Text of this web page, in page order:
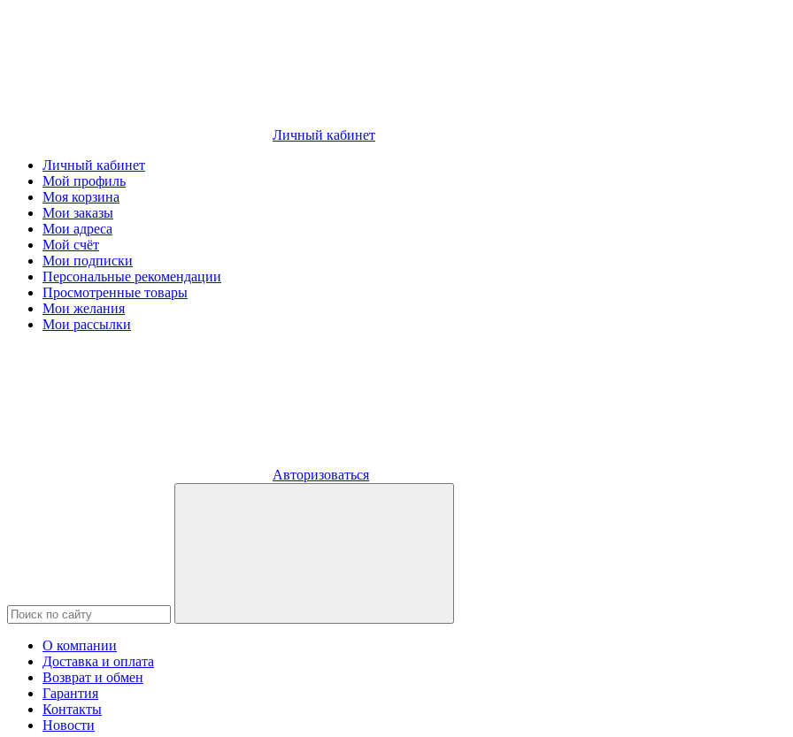
Личный кабинет
Личный кабинет
Мой профиль
Моя корзина
Мои заказы
Мои адреса
Мой счёт
Мои подписки
Персональные рекомендации
Просмотренные товары
Мои желания
Мои рассылки
Авторизоваться
О компании
Доставка и оплата
Возврат и обмен
Гарантия
Контакты
Новости